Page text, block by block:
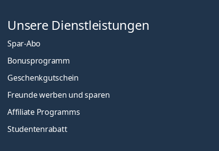
Unsere Dienstleistungen
Spar-Abo
Bonusprogramm
Geschenkgutschein
Freunde werben und sparen
Affiliate Programms
Studentenrabatt